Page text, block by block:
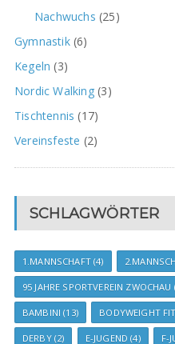
Nachwuchs (25)
Gymnastik(6)
Kegeln (3)
Nordic Walking(3)
Tischtennis (17)
Vereinsfeste (2)
SCHLAGWÖRTER
1.MANNSCHAFT(4)
95 JAHRE SPORTVEREIN ZWOCHAU
BAMBINI (13) BODYWEIGHT
DERBY(2) E-JUGEND (4) F-